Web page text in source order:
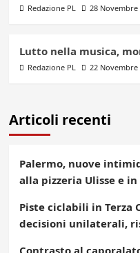
Redazione PL 28 Novembre
Lutto nella musica,
Redazione PL 22 Novembre
Articoli recenti
Palermo, nuove
alla pizzeria Ulisse e
Piste ciclabili in Terza
decisioni unilaterali,